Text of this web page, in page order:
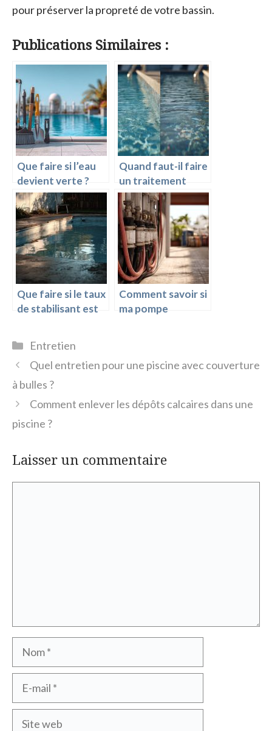
pour préserver la propreté de votre bassin.
Publications Similaires :
Que faire si l’eau
devient verte ?
Quand faut-il faire
un traitement
choc ?
Que faire si le taux
de stabilisant est
Comment savoir si
ma pompe
Catégories
Entretien
Quel entretien pour une piscine avec couverture
à bulles ?
Comment enlever les dépôts calcaires dans une
piscine ?
Laisser un commentaire
Nom
Site